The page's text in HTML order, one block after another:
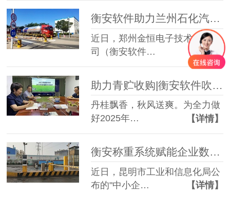
衡安软件助力兰州石化汽车衡无人值守称重系统上线运营
近日，郑州金恒电子技术有限公
司（衡安软件…
【详情】
丹桂飘香，秋风送爽。为全力做
好2025年…
【详情】
衡安称重系统赋能企业数字化转型 多家标杆客户斩获百万政府专项资金
近日，昆明市工业和信息化局公
布的"中小企…
【详情】